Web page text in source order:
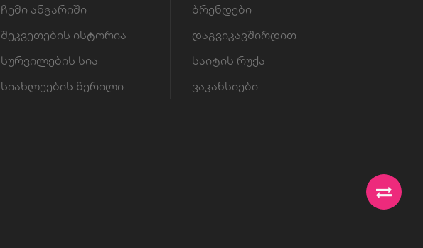
ჩემი ანგარიში
შეკვეთების ისტორია
სურვილების სია
სიახლეების წერილი
ბრენდები
დაგვიკავშირდით
საიტის რუქა
ვაკანსიები